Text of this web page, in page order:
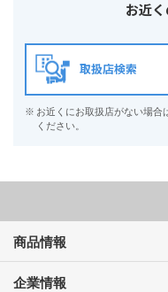
お近
取扱店検索
※ お近くにお取扱店がない場合
ください。
商品情報
企業情報